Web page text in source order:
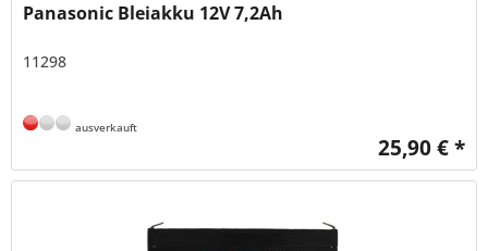
Panasonic Bleiakku 12V 7,2Ah
11298
ausverkauft
25,90 € *